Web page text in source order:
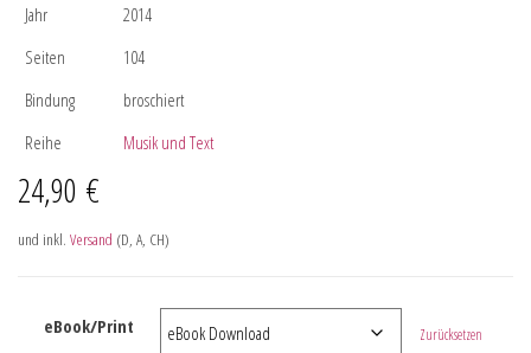
Jahr
2014
Seiten
104
Bindung
broschiert
Reihe
Musik und Text
24,90 €
und inkl. Versand (D, A, CH)
eBook/Print Zurücksetzen